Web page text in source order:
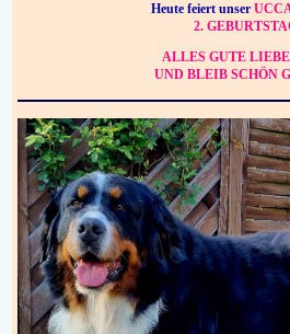
Heute feiert unser
2.
ALLES GUTE
UND BLEIB SCHÖN